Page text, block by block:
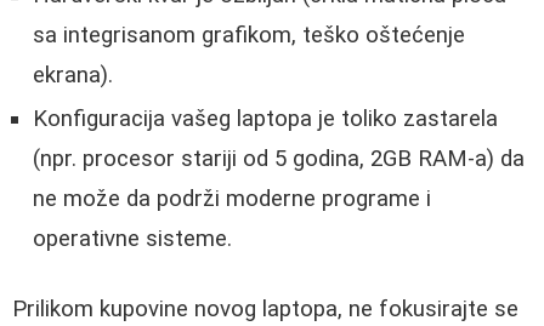
sa integrisanom grafikom, teško oštećenje
ekrana).
Konfiguracija vašeg laptopa je toliko zastarela
(npr. procesor stariji od 5 godina, 2GB RAM-a) da
ne može da podrži moderne programe i
operativne sisteme.
Prilikom kupovine novog laptopa, ne fokusirajte se